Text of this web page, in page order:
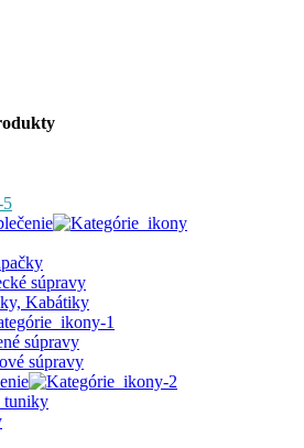
súpravy
Kabátiky
súpravy
súpravy
tuniky